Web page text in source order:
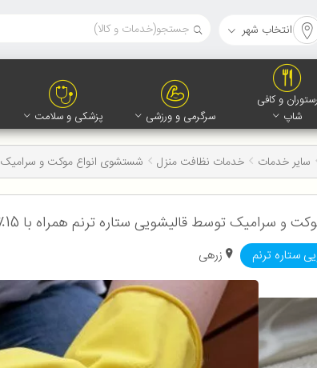
انتخاب شهر
رستوران و کافی
شاپ
سرگرمی و ورزشی پزشکی و سلامت
سایر خدمات خدمات نظافت منزل شستشوی انواع موکت و سرامیک
توسط قالیشویی ستاره ترنم همراه با 15٪ تخفیف و پرداخت از 2550 تومان
ستاره ترنم زرهی